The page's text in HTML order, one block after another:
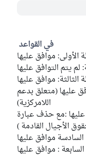
في القواعد
الأولى: موافق عليها
لم يتم التوافق عليها
الثالثة: موافق عليها
عليها (متعلق بدعم
اللامركزية)
:مع حذف عبارة
الأجيال القادمة )
موافق عليها
: موافق عليها